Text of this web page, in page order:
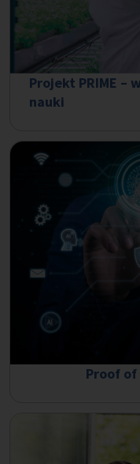
Projekt PRIME –
nauki
Proof of